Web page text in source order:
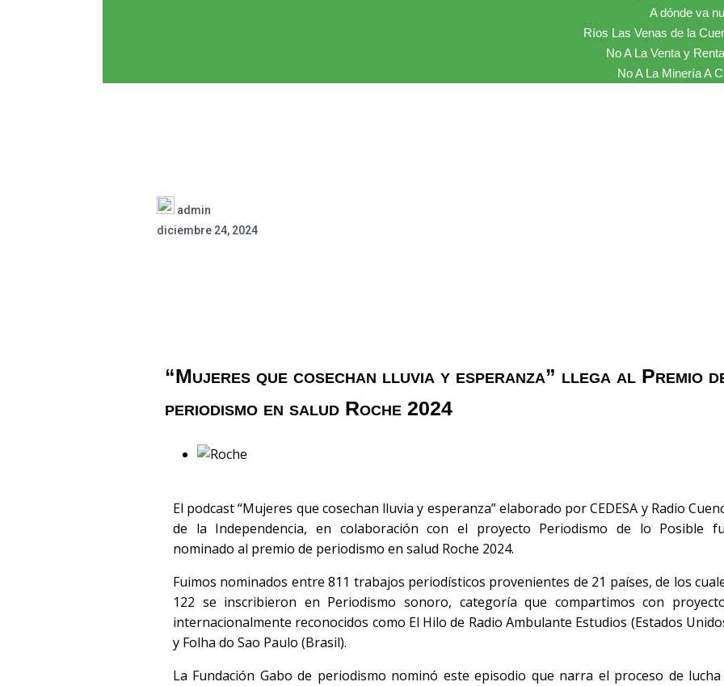
A dónde va
Ríos Las Venas de la
No A La Venta y
No A La Minería A
admin
diciembre 24, 2024
“Mujeres que cosechan lluvia y esperanza” llega al Premio
periodismo en salud Roche 2024
El podcast “Mujeres que cosechan lluvia y esperanza” elaborado por CEDESA y Radio
de la Independencia, en colaboración con el proyecto Periodismo de lo Posible
nominado al premio de periodismo en salud Roche 2024.
Fuimos nominados entre 811 trabajos periodísticos provenientes de 21 países, de los
122 se inscribieron en Periodismo sonoro, categoría que compartimos con
internacionalmente reconocidos como El Hilo de Radio Ambulante Estudios (Estados
y Folha do Sao Paulo (Brasil).
La Fundación Gabo de periodismo nominó este episodio que narra el proceso de